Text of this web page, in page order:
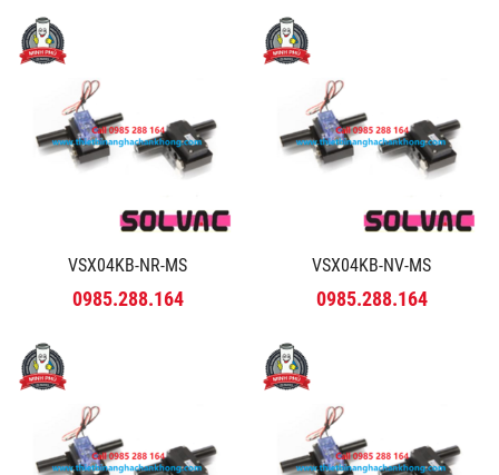
VSX04KB-NR-MS
0985.288.164
VSX04KB-NV-MS
0985.288.164